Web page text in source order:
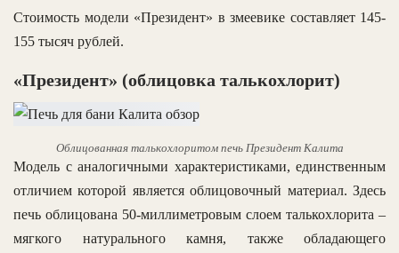
Стоимость модели «Президент» в змеевике составляет 145-
155 тысяч рублей.
«Президент» (облицовка талькохлорит)
Облицованная талькохлоритом печь Президент Калита
Модель с аналогичными характеристиками, единственным
отличием которой является облицовочный материал. Здесь
печь облицована 50-миллиметровым слоем талькохлорита –
мягкого натурального камня, также обладающего